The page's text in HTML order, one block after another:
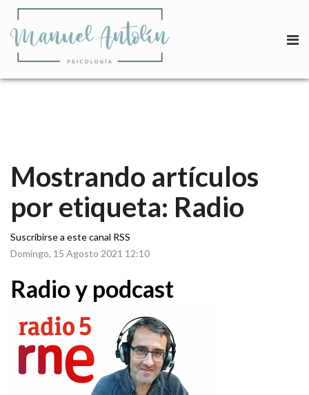
Mostrando artículos
por etiqueta: Radio
Suscribirse a este canal RSS
Domingo, 15 Agosto 2021 12:10
Radio y podcast